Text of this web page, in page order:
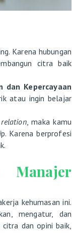
Karena hubungan
citra baik
dan Kepercayaan
atau ingin belajar
, maka kamu
p. Karena berprofesi
Manajer
kehumasan ini.
mengatur, dan
citra dan opini baik,